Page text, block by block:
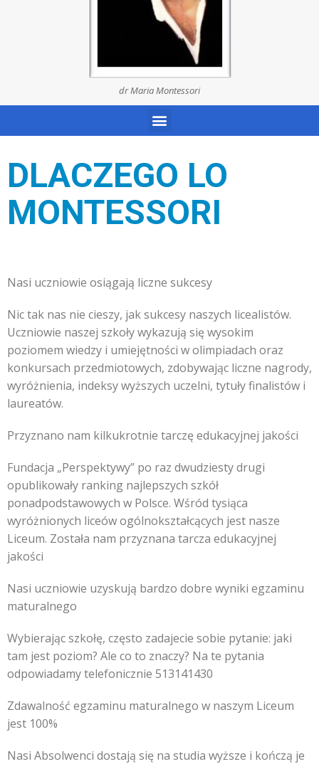
dr Maria Montessori
DLACZEGO LO
MONTESSORI
Nasi uczniowie osiągają liczne sukcesy
Nic tak nas nie cieszy, jak sukcesy naszych licealistów.
Uczniowie naszej szkoły wykazują się wysokim
poziomem wiedzy i umiejętności w olimpiadach oraz
konkursach przedmiotowych, zdobywając liczne nagrody,
wyróżnienia, indeksy wyższych uczelni, tytuły finalistów i
laureatów.
Przyznano nam kilkukrotnie tarczę edukacyjnej jakości
Fundacja „Perspektywy” po raz dwudziesty drugi
opublikowały ranking najlepszych szkół
ponadpodstawowych w Polsce. Wśród tysiąca
wyróżnionych liceów ogólnokształcących jest nasze
Liceum. Została nam przyznana tarcza edukacyjnej
jakości
Nasi uczniowie uzyskują bardzo dobre wyniki egzaminu
maturalnego
Wybierając szkołę, często zadajecie sobie pytanie: jaki
tam jest poziom? Ale co to znaczy? Na te pytania
odpowiadamy telefonicznie 513141430
Zdawalność egzaminu maturalnego w naszym Liceum
jest 100%
Nasi Absolwenci dostają się na studia wyższe i kończą je